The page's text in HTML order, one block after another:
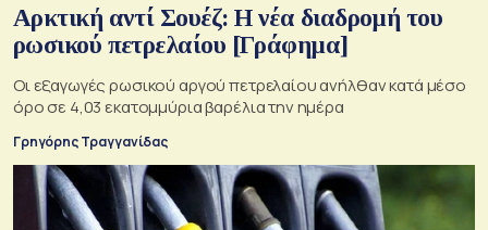
Αρκτική αντί Σουέζ: Η νέα διαδρομή του
ρωσικού πετρελαίου [Γράφημα]
Οι εξαγωγές ρωσικού αργού πετρελαίου ανήλθαν κατά μέσο
όρο σε 4,03 εκατομμύρια βαρέλια την ημέρα
Γρηγόρης Τραγγανίδας